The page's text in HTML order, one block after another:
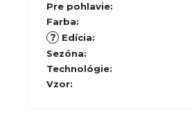
Pre pohlavie:
Farba:
? Edícia:
Sezóna:
Technológie:
Vzor: